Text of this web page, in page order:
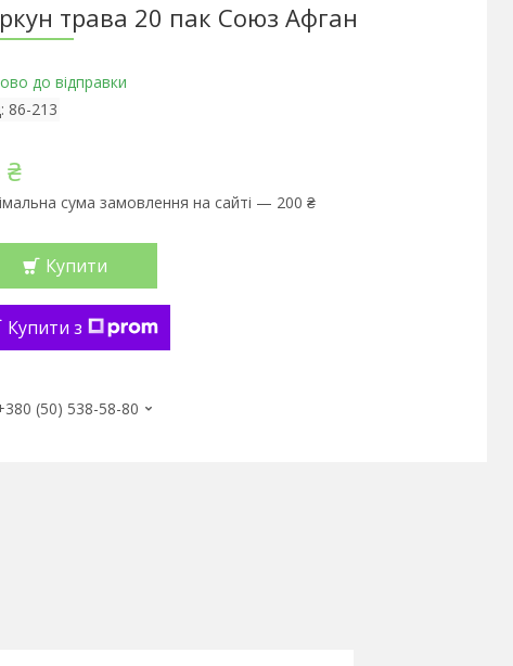
трава 20 пак Союз Афган
до відправки
86-213
₴
сума замовлення на сайті — 200 ₴
Купити
Купити з
(50) 538-58-80